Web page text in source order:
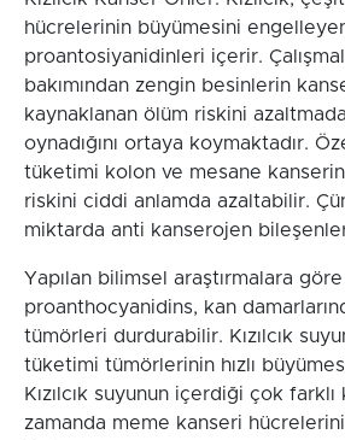
hücrelerinin büyümesini
proantosiyanidinleri içerir.
bakımından zengin besinlerin
kaynaklanan ölüm riskini
oynadığını ortaya koymaktadır.
tüketimi kolon ve mesane
riskini ciddi anlamda azaltabilir.
miktarda anti kanserojen
Yapılan bilimsel araştırmalara göre
proanthocyanidins, kan
tümörleri durdurabilir. Kızılcık
tüketimi tümörlerinin hızlı
Kızılcık suyunun içerdiği çok farklı
zamanda meme kanseri